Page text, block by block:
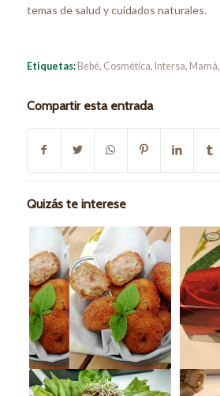
temas de salud y cuidados naturales.
Etiquetas: Bebé, Cosmética, Intersa, Mamá,
Compartir esta entrada
Quizás te interese